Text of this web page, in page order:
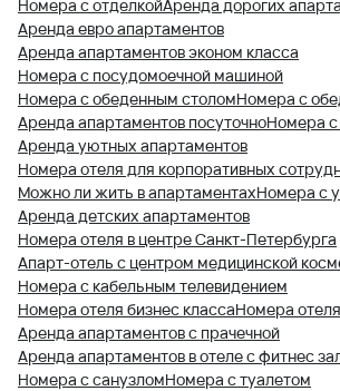
Номера с отделкойАренда дорогих
Аренда евро апартаментов
Аренда апартаментов эконом класса
Номера с посудомоечной машиной
Номера с обеденным столомНомера с
Аренда апартаментов посуточноНомера
Аренда уютных апартаментов
Номера отеля для корпоративных
Можно ли жить в апартаментахНомера с
Аренда детских апартаментов
Номера отеля в центре Санкт-Петербурга
Апарт-отель с центром медицинской
Номера с кабельным телевидением
Номера отеля бизнес классаНомера
Аренда апартаментов с прачечной
Аренда апартаментов в отеле с фитнес
Номера с санузломНомера с туалетом